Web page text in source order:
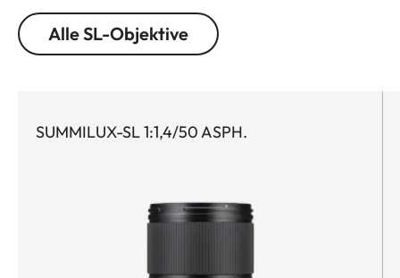
Alle SL-Objektive
SUMMILUX-SL 1:1,4/50 ASPH.